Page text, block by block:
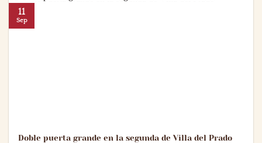
Doble puerta grande en la segunda de Villa del Prado
11
Sep